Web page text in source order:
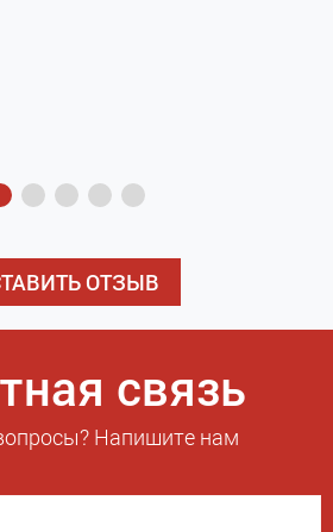
ОТЗЫВ
связь
Напишите нам